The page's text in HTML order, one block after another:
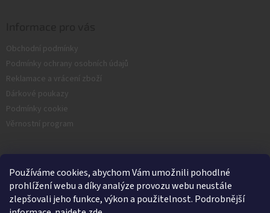
Používáme cookies, abychom Vám umožnili pohodlné
prohlížení webu a díky analýze provozu webu neustále
zlepšovali jeho funkce, výkon a použitelnost. Podrobnější
Obchodní podmínky
Podmínky ochrany osobních údajů
Reklamace a vrácení zboží
Dárkové poukazy
Podmínky cookie
Věrnostní program
Facebook